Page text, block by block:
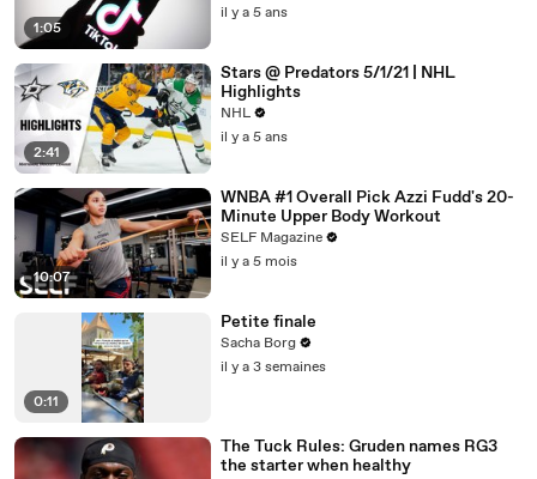
1:05
il y a 5 ans
2:41
Stars @ Predators 5/1/21 | NHL
Highlights
NHL
il y a 5 ans
10:07
WNBA #1 Overall Pick Azzi Fudd's 20-
Minute Upper Body Workout
SELF Magazine
il y a 5 mois
0:11
Petite finale
Sacha Borg
il y a 3 semaines
The Tuck Rules: Gruden names RG3
the starter when healthy